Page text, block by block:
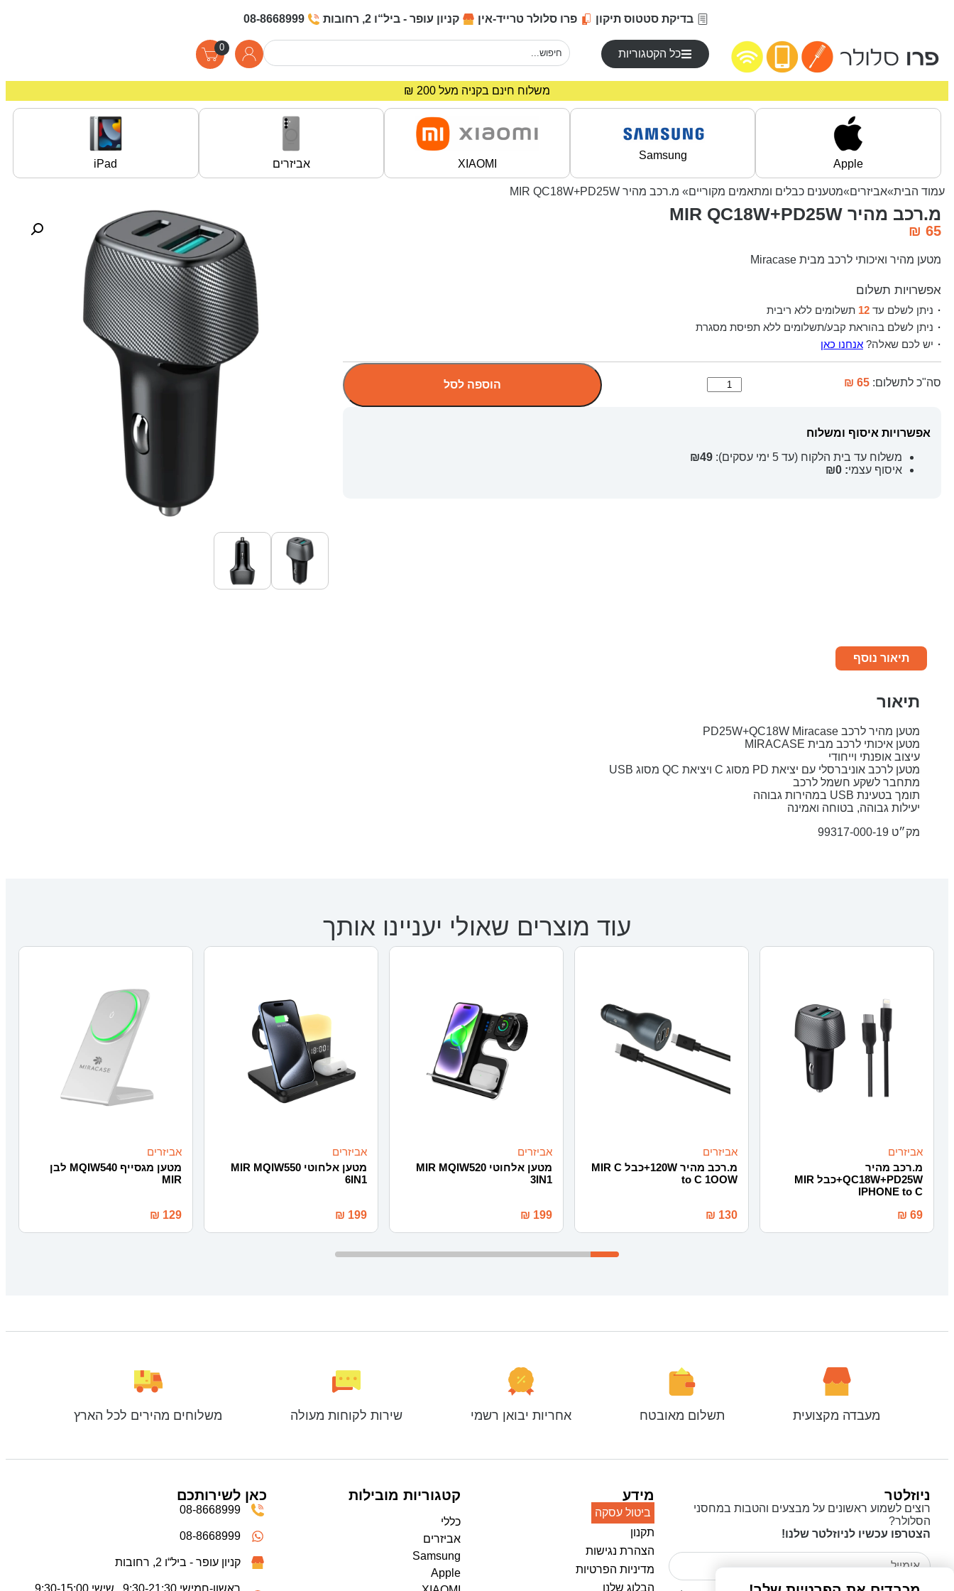
בדיקת סטטוס תיקון פרו סלולר טרייד-אין קניון עופר - ביל“ו 2, רחובות 08-8668999
כל הקטגוריות
0
משלוח חינם בקניה מעל 200 ₪
מחירים מיוחדים לרוכשים באתר!
Apple
Samsung
XIAOMI אביזרים iPad
עמוד הבית»אביזרים»מטענים כבלים ומתאמים מקוריים» מ.רכב מהיר MIR QC18W+PD25W
מ.רכב מהיר MIR QC18W+PD25W
₪ 65
מטען מהיר ואיכותי לרכב מבית Miracase
אפשרויות תשלום
ניתן לשלם עד12 תשלומים ללא ריבית
ניתן לשלם בהוראת קבע/תשלומים ללא תפיסת מסגרת
יש לכם שאלה?אנחנו כאן
סה"כ לתשלום: 65 ₪ הוספה לסל
אפשרויות איסוף ומשלוח
משלוח עד בית הלקוח (עד 5 ימי עסקים):
איסוף עצמי: ₪0
תיאור נוסף
תיאור
מטען מהיר לרכב PD25W+QC18W Miracase
מטען איכותי לרכב מבית MIRACASE
עיצוב אופנתי וייחודי
מטען לרכב אוניברסלי עם יציאת PD מסוג C ויציאת QC מסוג USB
מתחבר לשקע חשמל לרכב
תומך בטעינת USB במהירות גבוהה
יעילות גבוהה, בטוחה ואמינה
מק״ט 99317-000-19
עוד מוצרים שאולי יעניינו אותך
אביזרים
מ.רכב מהיר
QC18W+PD25W+כבל MIR
IPHONE to C
₪ 69
אביזרים
מ.רכב מהיר 120W+כבל MIR C
to C 1OOW
₪ 130
אביזרים
מטען אלחוטי MIR MQIW520
3IN1
₪ 199
אביזרים
מטען אלחוטי MIR MQIW550
6IN1
₪ 199
אביזרים
מטען מגסייף MQIW540 לבן
MIR
₪ 129
מעבדה מקצועית תשלום מאובטח אחריות יבואן רשמי שירות לקוחות מעולה משלוחים מהירים לכל הארץ
ניוזלטר
רוצים לשמוע ראשונים על מבצעים והטבות במחסני
הסלולר?
הצטרפו עכשיו לניוזלטר שלנו!
מידע
ביטול עסקה
תקנון
הצהרת נגישות
מדיניות הפרטיות
הבלוג שלנו
קטגוריות מובילות
כללי
אביזרים
Samsung
Apple
כאן לשירותכם
08-8668999
08-8668999
קניון עופר - ביל“ו 2, רחובות